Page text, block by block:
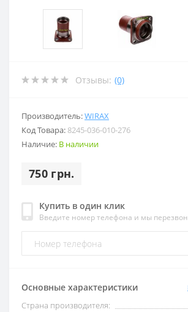
Отзывы: (0)
Производитель:WIRAX
Код Товара: 8245-036-010-276
Наличие: В наличии
750 грн.
Купить в один клик
Введите номер телефона и мы
Основные характеристики
Страна производителя: